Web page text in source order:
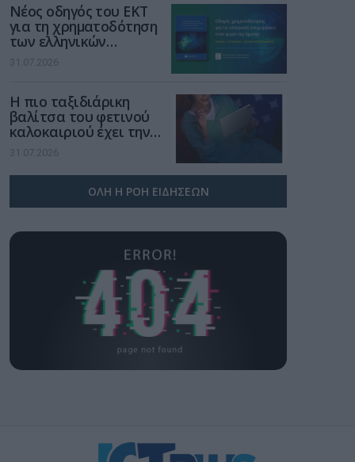
Νέος οδηγός του ΕΚΤ
για τη χρηματοδότηση
των ελληνικών
επιχειρήσεων στον
χώρο της άμυνας
31.07.2026
Η πιο ταξιδιάρικη
βαλίτσα του φετινού
καλοκαιριού έχει την
υπογραφή της Xiaomi
31.07.2026
ΟΛΗ Η ΡΟΗ ΕΙΔΗΣΕΩΝ